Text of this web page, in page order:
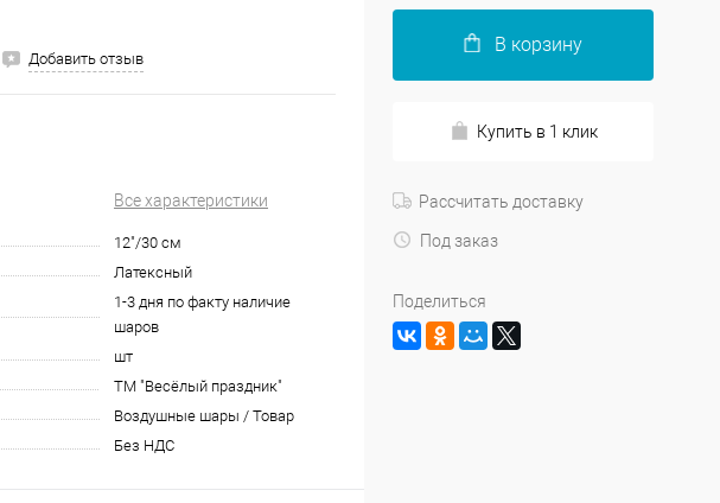
Добавить отзыв
Все характеристики
12"/30 см
Латексный
1-3 дня по факту наличие
шаров
шт
ТМ "Весёлый праздник"
Воздушные шары / Товар
Без НДС
В корзину
Купить в 1 клик
Рассчитать доставку
Под заказ
Поделиться